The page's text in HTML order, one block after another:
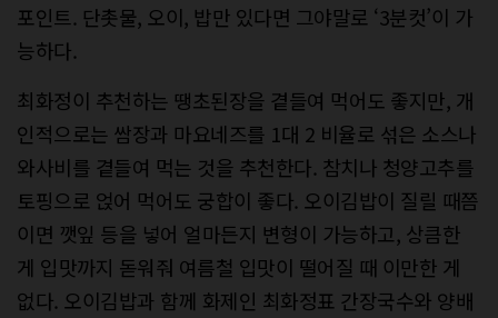
포인트. 단촛물, 오이, 밥만 있다면 그야말로 ‘3분컷’이 가
능하다.
최화정이 추천하는 땡초된장을 곁들여 먹어도 좋지만, 개
인적으로는 쌈장과 마요네즈를 1대 2 비율로 섞은 소스나
와사비를 곁들여 먹는 것을 추천한다. 참치나 청양고추를
토핑으로 얹어 먹어도 궁합이 좋다. 오이김밥이 질릴 때쯤
이면 깻잎 등을 넣어 얼마든지 변형이 가능하고, 상큼한
게 입맛까지 돋워줘 여름철 입맛이 떨어질 때 이만한 게
없다. 오이김밥과 함께 화제인 최화정표 간장국수와 양배